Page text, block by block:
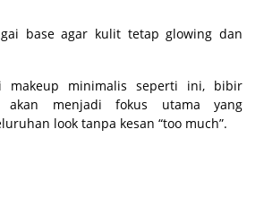
base agar kulit tetap glowing dan
makeup minimalis seperti ini, bibir
akan menjadi fokus utama yang
look tanpa kesan “too much”.